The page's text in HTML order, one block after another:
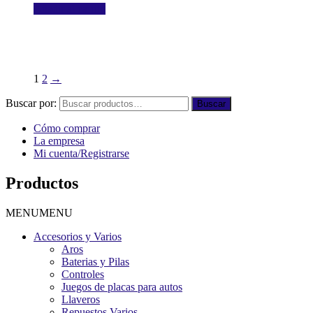
1 2 →
Buscar por: Buscar
Cómo comprar
La empresa
Mi cuenta/Registrarse
Productos
MENUMENU
Accesorios y Varios
Aros
Baterias y Pilas
Controles
Juegos de placas para autos
Llaveros